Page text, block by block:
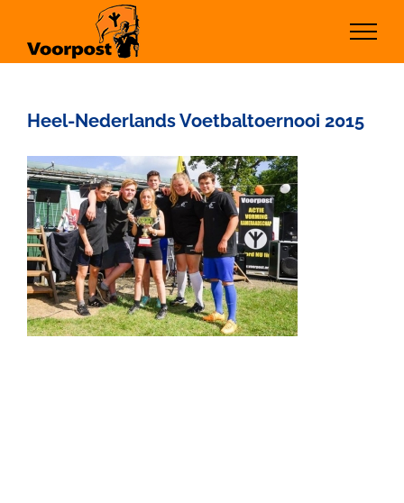
inhoud
Heel-Nederlands Voetbaltoernooi 2015